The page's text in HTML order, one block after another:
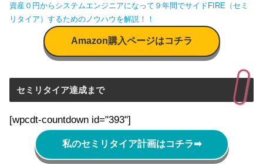
資産０円からシステムエンジニアになって９年間でサイドFIRE（セミ
リタイア）するためのノウハウを解説！！
Amazon購入ページはコチラ
セミリタイア達成まで
[wpcdt-countdown id="393"]
私のセミリタイア計画はコチラ➡